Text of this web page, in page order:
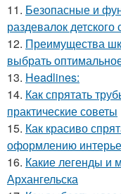
11. Безопасные и
раздевалок детского
12. Преимущества
выбрать
13. Headlines:
14. Как спрятать
практические советы
15. Как красиво
оформлению
16. Какие легенды и
Архангельска